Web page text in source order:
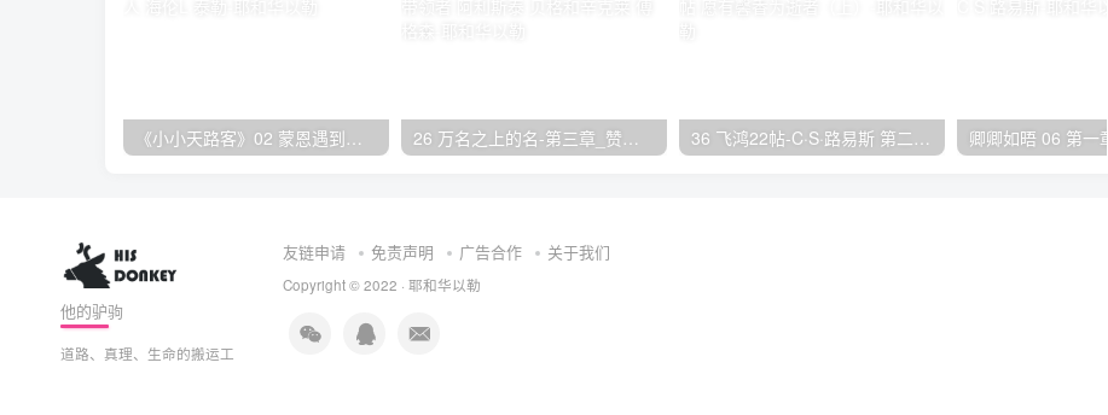
《小小天路客》02 蒙恩遇到传道人 海伦L·泰勒
他的驴驹
道路、真理、生命的搬运工
友链申请 免责声明 广告合作 关于我们
Copyright © 2022 · 耶和华以勒